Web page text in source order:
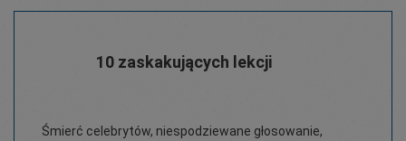
10 zaskakujących lekcji
Śmierć celebrytów, niespodziewane głosowanie,